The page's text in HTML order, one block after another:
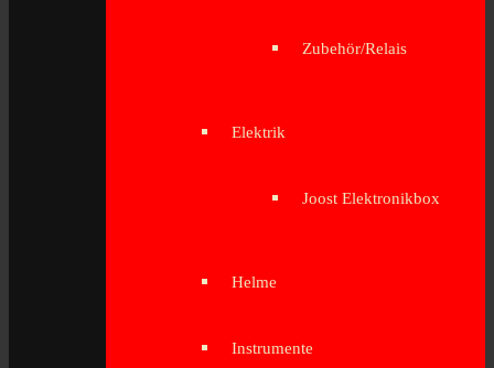
Zubehör/Relais
Elektrik
Joost Elektronikbox
Helme
Instrumente